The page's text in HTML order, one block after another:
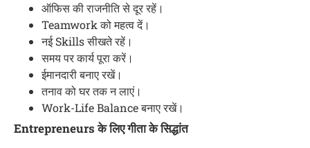
ऑफिस की राजनीति से दूर रहें।
Teamwork को महत्व दें।
नई Skills सीखते रहें।
समय पर कार्य पूरा करें।
ईमानदारी बनाए रखें।
तनाव को घर तक न लाएं।
Work-Life Balance बनाए रखें।
Entrepreneurs के लिए गीता के सिद्धांत